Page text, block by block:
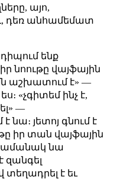
այո,
դեռ անհամեմատ
ենք
նոութը վայֆային
աշխատում է» —
«չգիտեմ ինչ է,
—
յետոյ գնում է
իր տան վայֆային
ժամանակ նա
զանգել
տեղադրել է եւ